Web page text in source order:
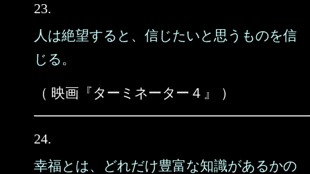
23.
人は絶望すると、信じたいと思うものを信
じる。
（ 映画『ターミネーター４』 ）
24.
幸福とは、どれだけ豊富な知識があるかの